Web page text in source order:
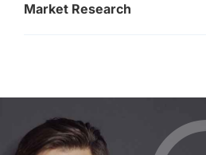
Market Research